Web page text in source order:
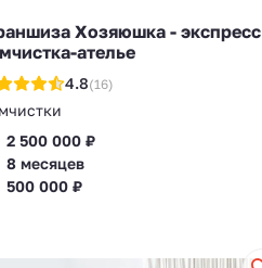
Хозяюшка - экспресс
ателье
4.8(16)
2 500 000 ₽
8 месяцев
500 000 ₽